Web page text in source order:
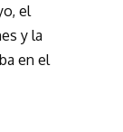
el
y la
en el